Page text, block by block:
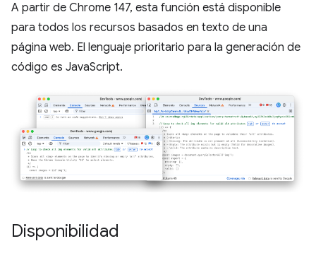
A partir de Chrome 147, esta función está disponible
para todos los recursos basados en texto de una
página web. El lenguaje prioritario para la generación de
código es JavaScript.
Disponibilidad